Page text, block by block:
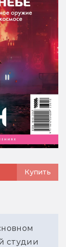
Купить
студии